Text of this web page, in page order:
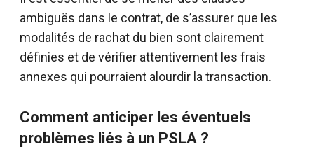
ambiguës dans le contrat, de s’assurer que les
modalités de rachat du bien sont clairement
définies et de vérifier attentivement les frais
annexes qui pourraient alourdir la transaction.
Comment anticiper les éventuels
problèmes liés à un PSLA ?